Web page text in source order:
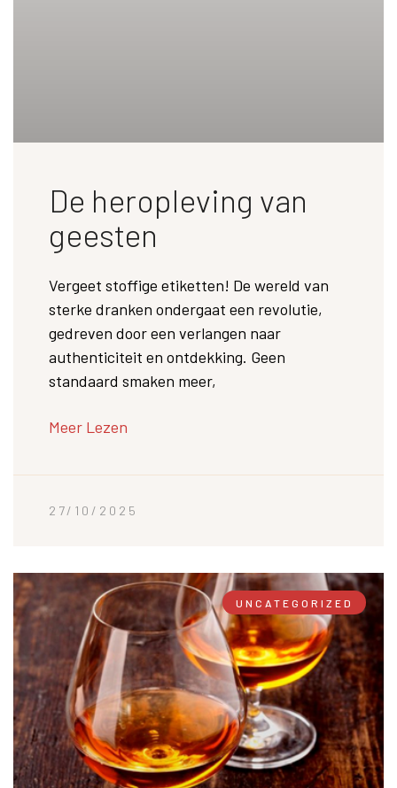
De heropleving van
geesten
Vergeet stoffige etiketten! De wereld van
sterke dranken ondergaat een revolutie,
gedreven door een verlangen naar
authenticiteit en ontdekking. Geen
standaard smaken meer,
Meer Lezen
27/10/2025
UNCATEGORIZED